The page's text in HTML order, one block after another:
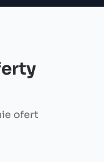
ofert